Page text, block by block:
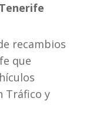
recambios
que
Tráfico y